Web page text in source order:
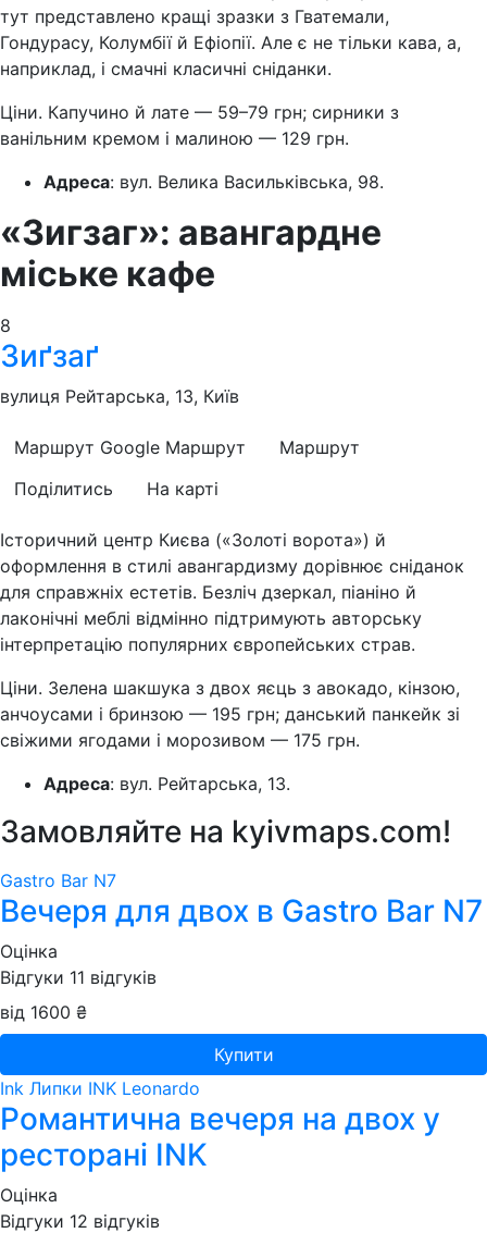
тут представлено кращі зразки з Гватемали,
Гондурасу, Колумбії й Ефіопії. Але є не тільки кава, а,
наприклад, і смачні класичні сніданки.
Ціни. Капучино й лате — 59–79 грн; сирники з
ванільним кремом і малиною — 129 грн.
Адреса: вул. Велика Васильківська, 98.
«Зигзаг»: авангардне
міське кафе
8
Зиґзаґ
вулиця Рейтарська, 13, Київ
Маршрут Google Маршрут
Маршрут
Поділитись
На карті
Історичний центр Києва («Золоті ворота») й
оформлення в стилі авангардизму дорівнює сніданок
для справжніх естетів. Безліч дзеркал, піаніно й
лаконічні меблі відмінно підтримують авторську
інтерпретацію популярних європейських страв.
Ціни. Зелена шакшука з двох яєць з авокадо, кінзою,
анчоусами і бринзою — 195 грн; данський панкейк зі
свіжими ягодами і морозивом — 175 грн.
Адреса: вул. Рейтарська, 13.
Замовляйте на kyivmaps.com!
Gastro Bar N7
Вечеря для двох в Gastro Bar N7
Оцінка
Відгуки 11 відгуків
від 1600 ₴
Купити
Ink Липки INK Leonardo
Романтична вечеря на двох у
ресторані INK
Оцінка
Відгуки 12 відгуків